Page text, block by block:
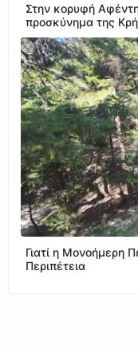
Στην κορυφή
προσκύνημα της
Γιατί η Μονοήμερη
Περιπέτεια